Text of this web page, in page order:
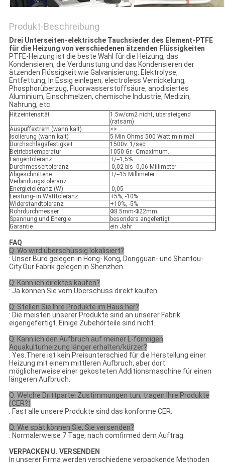
Produkt-Beschreibung
Drei Unterseiten-elektrische Tauchsieder des Element-PTFE
für die Heizung von verschiedenen ätzenden Flüssigkeiten
PTFE-Heizung ist die beste Wahl für die Heizung, das
Kondensieren, die Verdunstung und das Kondensieren der
ätzenden Flüssigkeit wie Galvanisierung, Elektrolyse,
Entfettung, In Essig einlegen, electroless Vernickelung,
Phosphorüberzug, Fluorwasserstoffsäure, anodisiertes
Aluminium, Einschmelzen, chemische Industrie, Medizin,
Nahrung, etc.
Hitzeintensität
1.5w/cm2 nicht, übersteigend
(ratsam)
Auspuffextrem (wann kalt)
<>
Isolierung (wann kalt)
5 Min Ohms 500 Watt minimal
Durchschlagsfestigkeit
1500v. 1/sec
Betriebstemperatur
1050 Gr.- Cmaximum.
Längentoleranz
+/--1,5%
Durchmessertoleranz
-0,02 bis -0,06 Millimeter
Abgeschnittene
Verbindungstoleranz
+/--15 Millimeter
Energietoleranz (W)
-0,05
Leistung- in Watttoleranz
+5%, -10%
Widerstandtoleranz
+10%, -5%
Rohrdurchmesser
Φ8.5mm-Φ22mm
Spannung und Energie
besonders angefertigt
Garantie
ein Jahr
FAQ
Q: Wo wird überschüssig lokalisiert?
: Unser Büro gelegen in Hong- Kong, Dongguan- und Shantou-
City.Our Fabrik gelegen in Shenzhen.
Q: Kann ich direktes kaufen?
: Ja können Sie vom Überschuss direkt kaufen.
Q: Stellen Sie Ihre Produkte im Haus her?
: Die meisten unserer Produkte sind an unserer Fabrik
eigengefertigt. Einige Zubehörteile sind nicht.
Q: Kann ich den Aufbruch auf meiner L-förmigen
Aquakulturheizung länger erhalten/kürzer?
: Yes.There ist kein Preisunterschied für die Herstellung einer
Heizung mit einem mittleren Aufbruch, aber dort
möglicherweise einer gekosteten Additionsmaschine für einen
längeren Aufbruch.
Q: Welche Drittpartei Zustimmungen tun, tragen Ihre Produkte
(CER?)
: Fast alle unsere Produkte sind das konforme CER.
Q: Wie spät können Sie, Sie versenden?
: Normalerweise 7 Tage, nach comfirmed dem Auftrag.
VERPACKEN U. VERSENDEN
In unserer Firma werden verschiedene verpackende Methoden